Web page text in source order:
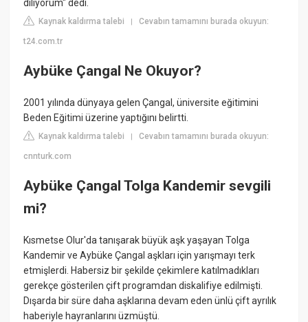
diliyorum" dedi.
Kaynak kaldırma talebi |Cevabın tamamını burada okuyun:
t24.com.tr
Aybüke Çangal Ne Okuyor?
2001 yılında dünyaya gelen Çangal, üniversite eğitimini
Beden Eğitimi üzerine yaptığını belirtti.
Kaynak kaldırma talebi |Cevabın tamamını burada okuyun:
cnnturk.com
Aybüke Çangal Tolga Kandemir sevgili
mi?
Kısmetse Olur'da tanışarak büyük aşk yaşayan Tolga
Kandemir ve Aybüke Çangal aşkları için yarışmayı terk
etmişlerdi. Habersiz bir şekilde çekimlere katılmadıkları
gerekçe gösterilen çift programdan diskalifiye edilmişti.
Dışarda bir süre daha aşklarına devam eden ünlü çift ayrılık
haberiyle hayranlarını üzmüştü.